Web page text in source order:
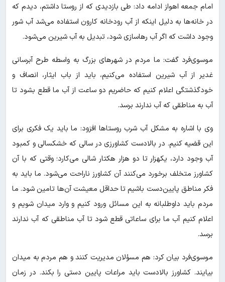
امام جمعه اهواز ادامه داد: طی بازدیدی که از روستا داشتم، دیدم که
در خانه‌ها به دلیل اینکه از آب رودخانه کارون استفاده می‌شد آب شور
وجود داشت که اگر آب رهاسازی شود، تبدیل به آب شیرین می‌شود.
موسوی‌فرد گفت: ما مردم در شهرهای بزرگ به واسطه طرح آبرسانی
غدیر از آب شیرین استفاده می‌کنیم، باید از باب ایثار، انصاف و
خودگذشتگی اعلام کنیم که حاضریم دو ساعت از آب ما قطع بشود تا
آب به مناطقی که آب ندارند برسد.
وی با اشاره به مشکل آب شرب روستاها افزود: ما باید یک فکری برای
این قضیه کنیم. در بالادست کشاورزی در سالی که خشکسالی و کمبود
آب وجود دارد، یکهزار تا دو هزار هکتار شالی می‌کارد؛ وقتی که با آن
کشاورز متخلف برخورد می‌کنند آن کشاورز ناراحت می‌شود. ما باید به
فکر مناطق پایین‌دست باشیم تا حداقل معیشت آن‌ها تامین شود. ما
مردم باید داوطلبانه به این مسائل ورود کنیم و وارد میدان شویم و
اعلام کنیم آب ما برای ساعاتی قطع شود تا آب مناطقی که آب ندارند
برسد.
موسوی‌فرد بیان کرد: هم مسؤلان مدیریت کنند و هم مردم به میدان
بیایند. کشاورز بالادست باید مراعات پایین دستی را بکند. در زمان